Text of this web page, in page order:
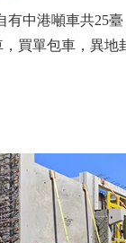
有中港噸車共25
買單包車，異地